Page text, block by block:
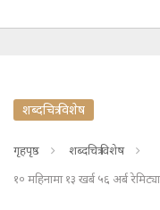
शब्दचित्र विशेष
गृहपृष्ठ
शब्दचित्र विशेष
१० महिनामा १३ खर्ब ५६ अर्ब